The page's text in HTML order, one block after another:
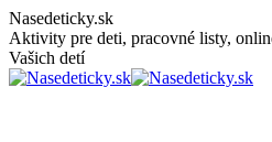
Skip
to
content
Nasedeticky.sk
Aktivity pre deti, pracovné listy,
Vašich detí